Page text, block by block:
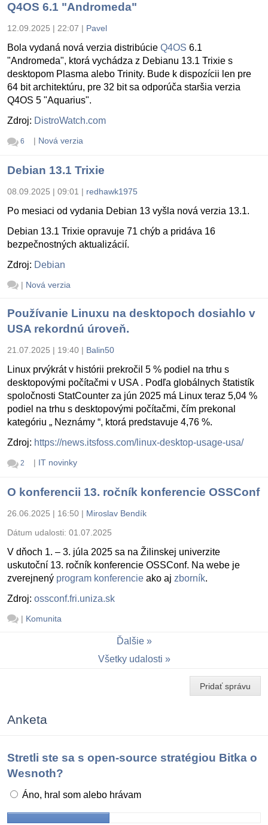
Q4OS 6.1 "Andromeda"
12.09.2025 | 22:07 | Pavel
Bola vydaná nová verzia distribúcie Q4OS 6.1
"Andromeda", ktorá vychádza z Debianu 13.1 Trixie s
desktopom Plasma alebo Trinity. Bude k dispozícii len pre
64 bit architektúru, pre 32 bit sa odporúča staršia verzia
Q4OS 5 "Aquarius".
Zdroj: DistroWatch.com
6 | Nová verzia
Debian 13.1 Trixie
08.09.2025 | 09:01 | redhawk1975
Po mesiaci od vydania Debian 13 vyšla nová verzia 13.1.
Debian 13.1 Trixie opravuje 71 chýb a pridáva 16
bezpečnostných aktualizácií.
Zdroj: Debian
| Nová verzia
Používanie Linuxu na desktopoch dosiahlo v
USA rekordnú úroveň.
21.07.2025 | 19:40 | Balin50
Linux prvýkrát v histórii prekročil 5 % podiel na trhu s
desktopovými počítačmi v USA . Podľa globálnych štatistík
spoločnosti StatCounter za jún 2025 má Linux teraz 5,04 %
podiel na trhu s desktopovými počítačmi, čím prekonal
kategóriu „ Neznámy “, ktorá predstavuje 4,76 %.
Zdroj: https://news.itsfoss.com/linux-desktop-usage-usa/
2 | IT novinky
O konferencii 13. ročník konferencie OSSConf
26.06.2025 | 16:50 | Miroslav Bendík
Dátum udalosti: 01.07.2025
V dňoch 1. – 3. júla 2025 sa na Žilinskej univerzite
uskutoční 13. ročník konferencie OSSConf. Na webe je
zverejnený program konferencie ako aj zborník.
Zdroj: ossconf.fri.uniza.sk
| Komunita
Ďalšie
Všetky udalosti
Pridať správu
Anketa
Stretli ste sa s open-source stratégiou Bitka o
Wesnoth?
Áno, hral som alebo hrávam